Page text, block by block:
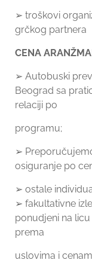
➢ troškovi
grčkog partnera
CENA
➢ Autobuski
Beograd sa
relaciji po
programu;
➢
osiguranje po
➢ ostale
➢ fakultativne
ponudjeni na
prema
uslovima i